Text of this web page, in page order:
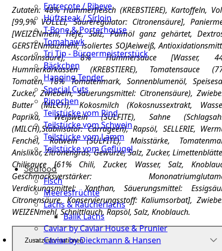
Entrecote / Ribeye
Hüftsteak / Sirloin
T-Bone & Porterhouse
Tomahawk
Tri Tip - Bürgermeisterstück
Bäckchen
Hanging Tender
Special Cuts
Rippchen
Teilstücke vom Rind
Teilstücke vom Schwein
Teilstücke vom Lamm
Teilstücke vom Geflügel
Seafood
Fisch
Meeresfrüchte
Lachs & Räucherlachs
Balik Lachs
Caviar by Caviar House & Prunier
Caviar by Dieckmann & Hansen
Zutaten: 48% Hummerfleisch (KREBSTIERE), Kartoffeln,
[99,9% VOLLEI, Säureregulator: Citronensäure],
[WEIZENmehl, Hefe, Salz, Palmöl ganz gehärtet,
GERSTENmalzmehl, isoliertes SOJAeiweiß,
Ascorbinsäure], 8% Hummersauce [Wasser,
Hummerkarkassen (KREBSTIERE), Tomatensauce
Tomaten, 18% Tomatenmark, Sonnenblumenöl,
Zucker, Zwiebeln, Säuerungsmittel: Citronensäure),
Butter (MILCH), Kokosmilch (Kokosnussextrakt,
Paprika, Weißwein (SULFITE), Sahne
(MILCH),Stabilisator: Carrageen), Rapsöl, SELLERIE,
Fenchel, Rotwein (SULFITE), Maisstärke,
Anislikör, Zitronengras, Gewürze, Salz, Zucker,
Chilisauce [61% Chili, Zucker, Wasser, Salz,
Geschmacksverstärker:
Verdickungsmittel: Xanthan, Säuerungsmittel:
Citronensäure, Konservierungsstoff: Kaliumsorbat],
WEIZENmehl, Schnittlauch, Rapsöl, Salz, Knoblauch.
Zusatzinformationen